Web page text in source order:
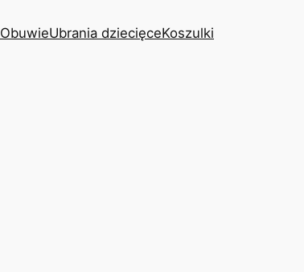
ObuwieUbrania dziecięceKoszulki